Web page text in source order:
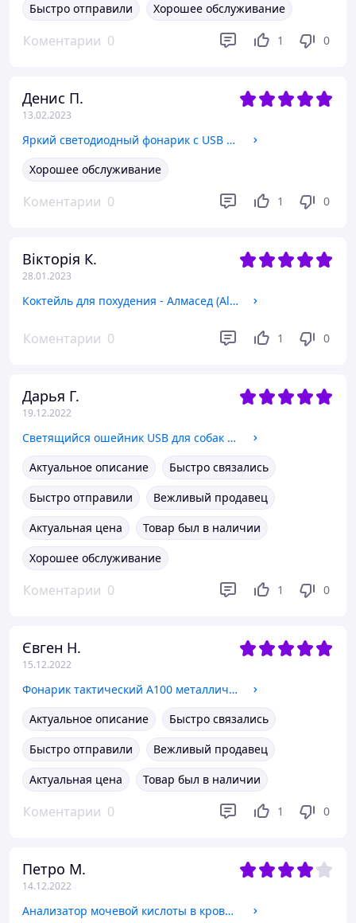
Быстро отправили
Хорошее обслуживание
Коментарии 0 1 0
Денис П.
13.02.2023
Яркий светодиодный фонарик с USB зарядкой / Белый
Хорошее обслуживание
Коментарии 0 1 0
Вікторія К.
28.01.2023
Коктейль для похудения - Алмасед (Almased Vitalkost) Германия, 500 г
Коментарии 0 1 0
Дарья Г.
19.12.2022
Светящийся ошейник USB для собак и котов 40 см
Актуальное описание
Быстро связались
Быстро отправили
Вежливый продавец
Актуальная цена
Товар был в наличии
Хорошее обслуживание
Коментарии 0 1 0
Євген Н.
15.12.2022
Фонарик тактический A100 металлический , водозащитный, 4 режима
Актуальное описание
Быстро связались
Быстро отправили
Вежливый продавец
Актуальная цена
Товар был в наличии
Коментарии 0 1 0
Петро М.
14.12.2022
Анализатор мочевой кислоты в крови AccuGence PLUS